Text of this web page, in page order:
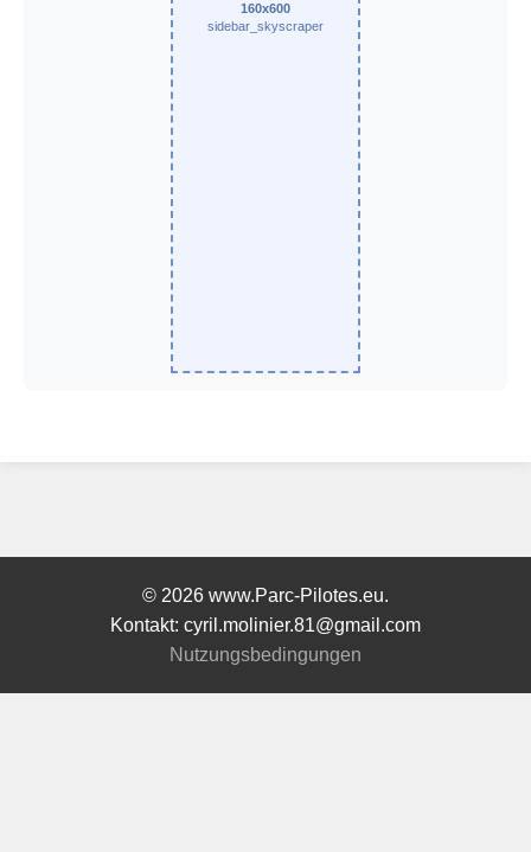
160x600
sidebar_skyscraper
© 2026 www.Parc-Pilotes.eu.
Kontakt: cyril.molinier.81@gmail.com
Nutzungsbedingungen